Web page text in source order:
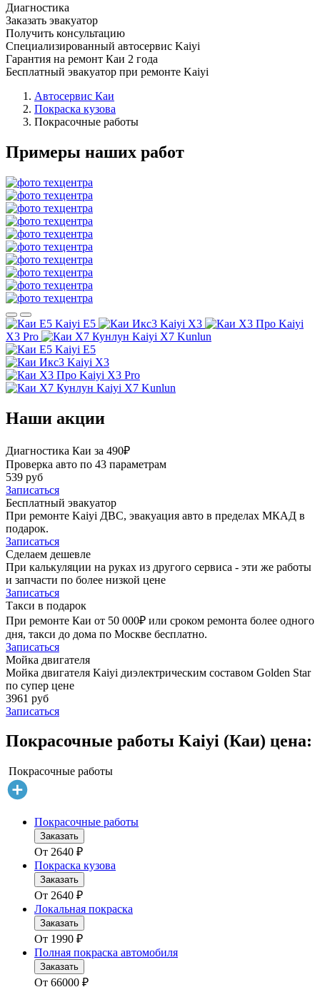
Диагностика
Заказать эвакуатор
Получить консультацию
Специализированный автосервис Kaiyi
Гарантия на ремонт Каи 2 года
Бесплатный эвакуатор при ремонте Kaiyi
Автосервис Каи
Покраска кузова
Покрасочные работы
Примеры наших работ
Kaiyi E5 Kaiyi X3
Kaiyi
X3 Pro
Kaiyi X7 Kunlun
Kaiyi E5
Kaiyi X3
Kaiyi X3 Pro
Kaiyi X7 Kunlun
Наши акции
Диагностика Каи за 490₽
Проверка авто по 43 параметрам
539 руб
Записаться
Бесплатный эвакуатор
При ремонте Kaiyi ДВС, эвакуация авто в пределах МКАД в
подарок.
Записаться
Сделаем дешевле
При калькуляции на руках из другого сервиса - эти же работы
и запчасти по более низкой цене
Записаться
Такси в подарок
При ремонте Каи от 50 000₽ или сроком ремонта более одного
дня, такси до дома по Москве бесплатно.
Записаться
Мойка двигателя
Мойка двигателя Kaiyi диэлектрическим составом Golden Star
по супер цене
3961 руб
Записаться
Покрасочные работы Kaiyi (Каи) цена:
Покрасочные работы
Покрасочные работы
Заказать
От 2640 ₽
Покраска кузова
Заказать
От 2640 ₽
Локальная покраска
Заказать
От 1990 ₽
Полная покраска автомобиля
Заказать
От 66000 ₽